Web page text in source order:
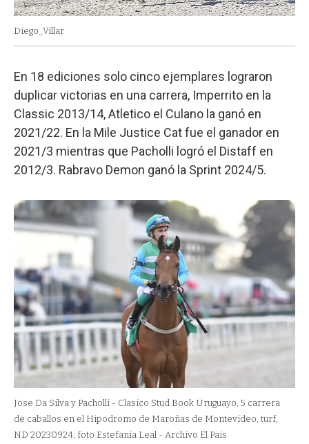
Diego_Villar
En 18 ediciones solo cinco ejemplares lograron
duplicar victorias en una carrera, Imperrito en la
Classic 2013/14, Atletico el Culano la ganó en
2021/22. En la Mile Justice Cat fue el ganador en
2021/3 mientras que Pacholli logró el Distaff en
2012/3. Rabravo Demon ganó la Sprint 2024/5.
Jose Da Silva y Pacholli - Clasico Stud Book Uruguayo, 5 carrera
de caballos en el Hipodromo de Maroñas de Montevideo, turf,
ND 20230924, foto Estefania Leal - Archivo El Pais